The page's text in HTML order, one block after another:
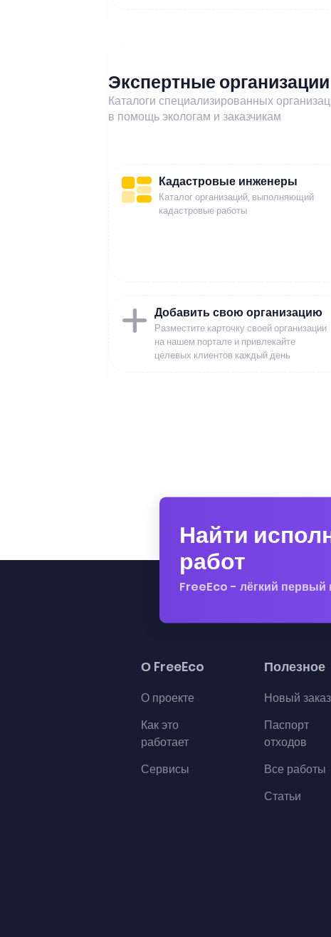
Экспертные организации
Каталоги специализированных
в помощь экологам и заказчикам
Кадастровые инженеры
Каталог организаций, выполняющий
кадастровые работы
Добавить свою организацию
Разместите карточку своей организации
на нашем портале и привлекайте
целевых клиентов каждый день
Найти
работ
FreeEco - лёгкий первый
О FreeEco
О проекте
Как это
работает
Сервисы
Полезное
Новый заказ
Паспорт
отходов
Все работы
Статьи